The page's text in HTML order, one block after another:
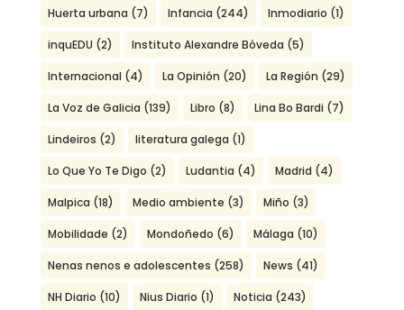
Huerta urbana (7) Infancia (244) Inmodiario (1)
inquEDU (2) Instituto Alexandre Bóveda (5)
Internacional (4) La Opinión (20) La Región (29)
La Voz de Galicia (139) Libro (8) Lina Bo Bardi (7)
Lindeiros (2) literatura galega (1)
Lo Que Yo Te Digo (2) Ludantia (4) Madrid (4)
Malpica (18) Medio ambiente (3) Miño (3)
Mobilidade (2) Mondoñedo (6) Málaga (10)
Nenas nenos e adolescentes (258) News (41)
NH Diario (10) Nius Diario (1) Noticia (243)